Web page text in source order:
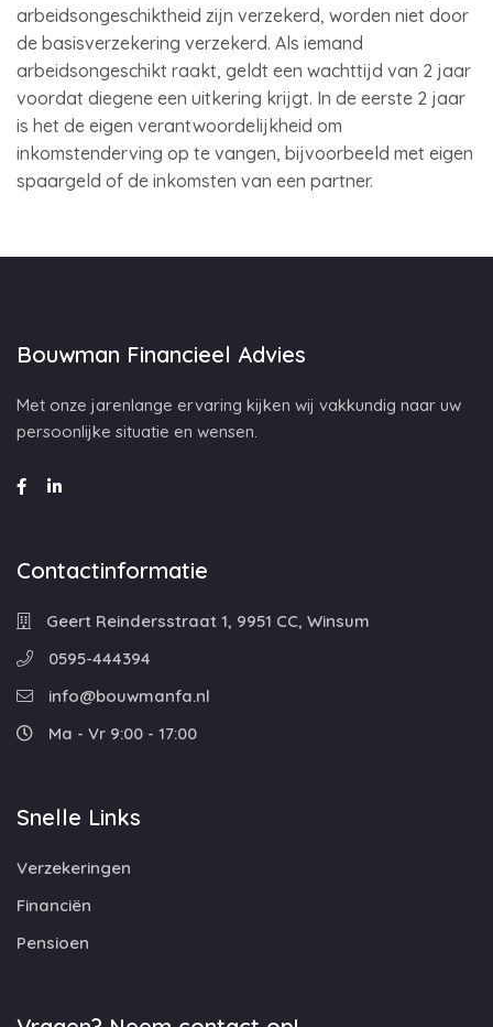
arbeidsongeschiktheid zijn verzekerd, worden niet door
de basisverzekering verzekerd. Als iemand
arbeidsongeschikt raakt, geldt een wachttijd van 2 jaar
voordat diegene een uitkering krijgt. In de eerste 2 jaar
is het de eigen verantwoordelijkheid om
inkomstenderving op te vangen, bijvoorbeeld met eigen
spaargeld of de inkomsten van een partner.
Bouwman Financieel Advies
Met onze jarenlange ervaring kijken wij vakkundig naar uw
persoonlijke situatie en wensen.
Contactinformatie
Geert Reindersstraat 1, 9951 CC, Winsum
0595-444394
info@bouwmanfa.nl
Ma - Vr 9:00 - 17:00
Snelle Links
Verzekeringen
Financiën
Pensioen